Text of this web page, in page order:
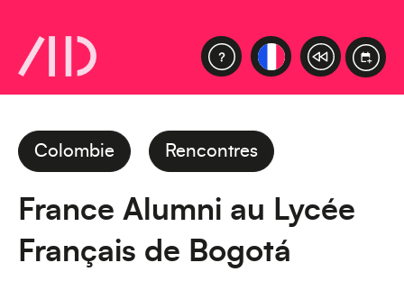
Colombie Rencontres
France Alumni au Lycée
Français de Bogotá